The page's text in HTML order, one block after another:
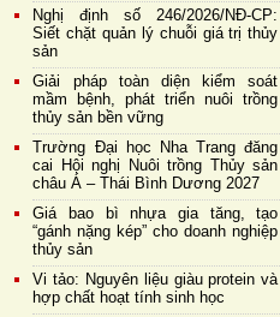
Nghị định số 246/2026/NĐ-CP:
Siết chặt quản lý chuỗi giá trị thủy
sản
Giải pháp toàn diện kiểm soát
mầm bệnh, phát triển nuôi trồng
thủy sản bền vững
Trường Đại học Nha Trang đăng
cai Hội nghị Nuôi trồng Thủy sản
châu Á – Thái Bình Dương 2027
Giá bao bì nhựa gia tăng, tạo
“gánh nặng kép” cho doanh nghiệp
thủy sản
Vi tảo: Nguyên liệu giàu protein và
hợp chất hoạt tính sinh học